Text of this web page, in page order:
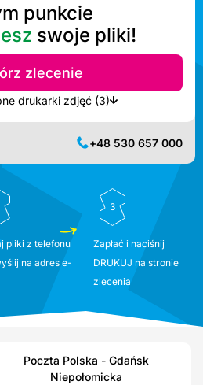
punkcie
swoje pliki!
zlecenie
Pokaż najbliższe dostępne drukarki zdjęć (3)
+48 530 657 000
pliki z telefonu
na adres e-
3
Zapłać i naciśnij
DRUKUJ na stronie
zlecenia
Poczta Polska - Gdańsk
Niepołomicka